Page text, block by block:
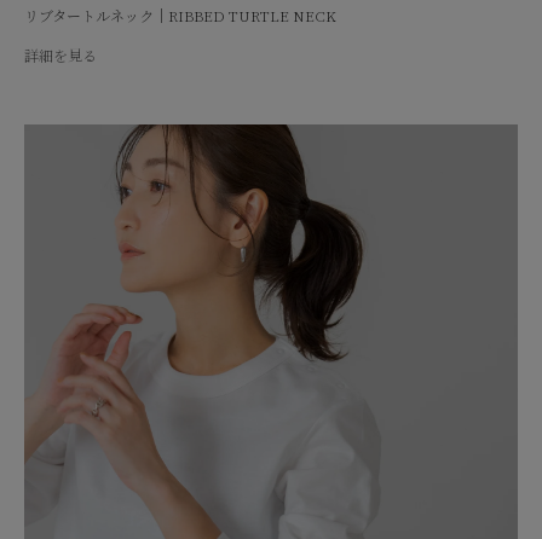
リブタートルネック｜RIBBED TURTLE NECK
詳細を見る